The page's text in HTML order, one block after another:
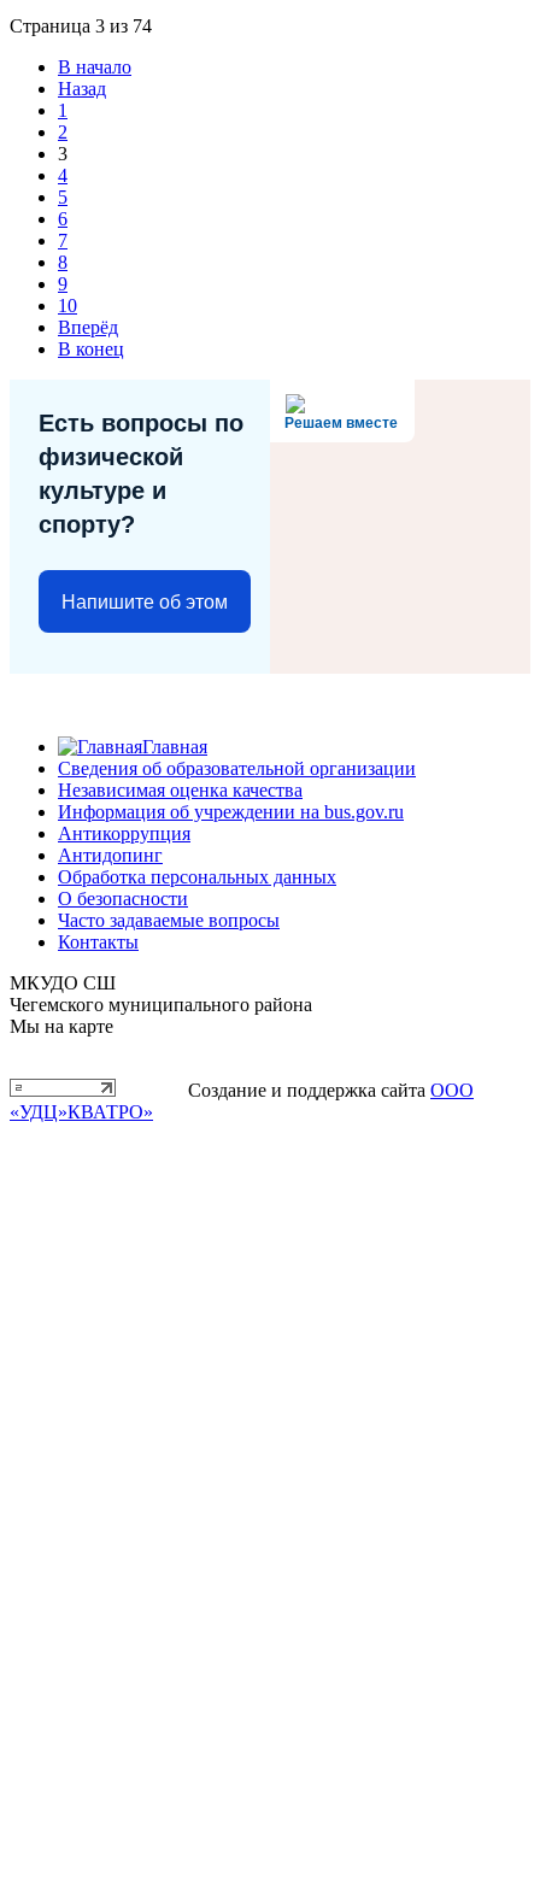
Страница 3 из 74
В начало
Назад
1
2
3
4
5
6
7
8
9
10
Вперёд
В конец
Решаем вместе
Есть вопросы по
физической
культуре и
спорту?
Напишите об этом
Главная
Сведения об образовательной организации
Независимая оценка качества
Информация об учреждении на bus.gov.ru
Антикоррупция
Антидопинг
Обработка персональных данных
О безопасности
Часто задаваемые вопросы
Контакты
МКУДО СШ
Чегемского муниципального района
Мы на карте
Создание и поддержка сайта ООО
«УДЦ»КВАТРО»